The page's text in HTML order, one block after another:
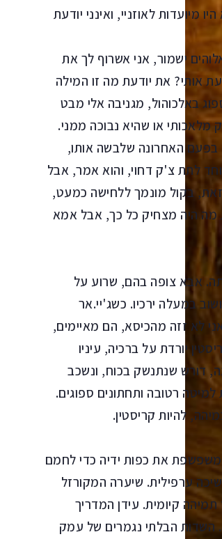
לאוזניי, ואינני יודעת
ישמור, אני אשרוף לך את
אותי? את יודעת מה זו המילה
באלכוהול, מגניבה אלי מבט
או שהיא נבוכה ממני.
האחרונה שלבשה אותו,
לתת צ'ק דחוי, והוא אמר, אבל
בקול מונמך ללחישה כמעט,
מה היה מצחיק כל כך, אבל אמא
אבא צופה בהם, שרוע על
במעלה ירכיו. כשג'יי.אר
לא זזה מהכיסא, הם מאיימים,
יורדת על ברכיה, עיניו
דורש שנתנשק בכוח, ונשכב
רטובה ותחתונים ספוגים.
להיות קריסטין.
משפשפת את כפות ידיה כדי לחמם
ערפילית. שיערה המקורזל
קיומית. עידן המדריך
השדות הבלתי נגמרים של עמק